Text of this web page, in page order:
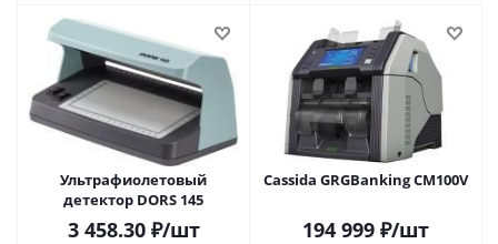
Ультрафиолетовый
детектор DORS 145
3 458.30₽/шт
Cassida GRGBanking CM100V
194 999 ₽/шт